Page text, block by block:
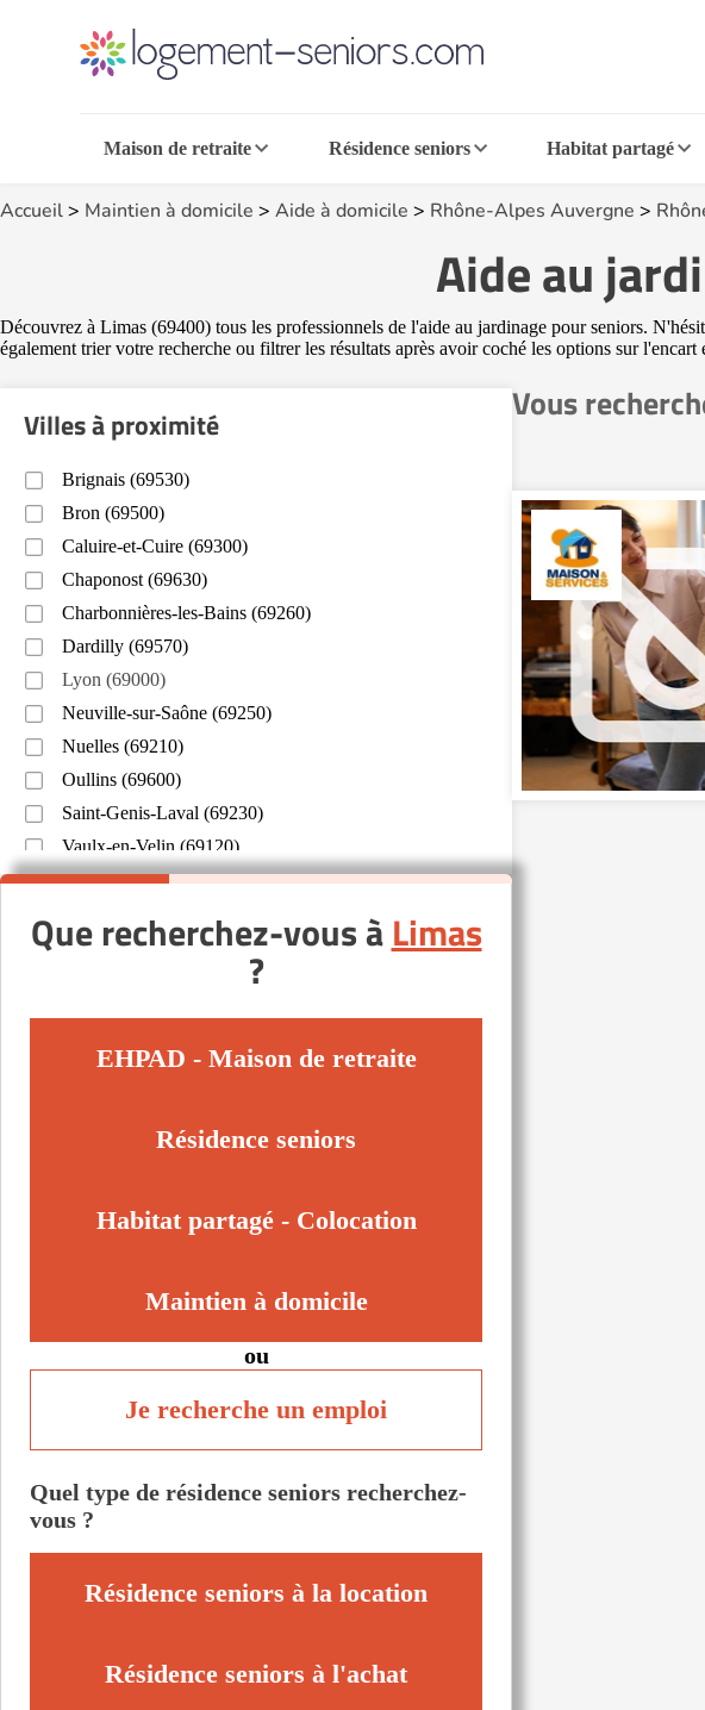
Maison de retraite Résidence seniors Habitat partagé
Accueil> Maintien à domicile > Aide à domicile > Rhône-Alpes Auvergne >
Aide au
Découvrez à Limas (69400) tous les professionnels de l'aide au jardinage pour seniors.
également trier votre recherche ou filtrer les résultats après avoir coché les options sur
Vous
Villes à proximité
Brignais (69530)
Bron (69500)
Caluire-et-Cuire (69300)
Chaponost (69630)
Charbonnières-les-Bains (69260)
Dardilly (69570)
Lyon (69000)
Neuville-sur-Saône (69250)
Nuelles (69210)
Oullins (69600)
Saint-Genis-Laval (69230)
Vaulx-en-Velin (69120)
Villeurbanne (69100)
Que recherchez-vous àLimas
?
EHPAD - Maison de retraite
Résidence seniors
Habitat partagé - Colocation
Maintien à domicile
ou
Je recherche un emploi
Quel type de résidence seniors recherchez-
vous ?
Résidence seniors à la location
Résidence seniors à l'achat